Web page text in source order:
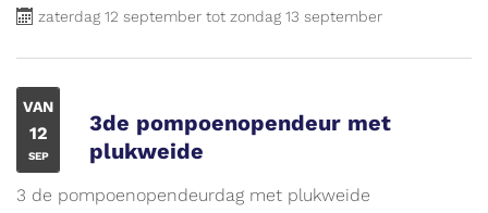
zaterdag 12 september tot zondag 13 september
VAN
ZA
12
SEP
3de pompoenopendeur met
plukweide
3 de pompoenopendeurdag met plukweide